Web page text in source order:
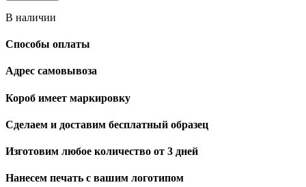
В наличии
Способы оплаты
Адрес самовывоза
Короб имеет маркировку
Сделаем и доставим бесплатный образец
Изготовим любое количество от 3 дней
Нанесем печать с вашим логотипом